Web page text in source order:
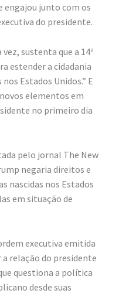
engajou junto com os
do presidente.
sustenta que a 14ª
estender a cidadania
Estados Unidos.” E
elementos em
no primeiro dia
pelo jornal The New
negaria direitos e
nascidas nos Estados
em situação de
executiva emitida
a relação do presidente
questiona a política
desde suas